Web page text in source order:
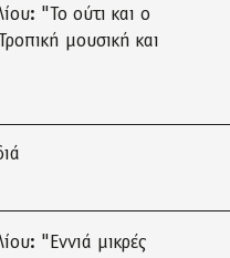
"Το ούτι και ο
μουσική και
"Εννιά μικρές